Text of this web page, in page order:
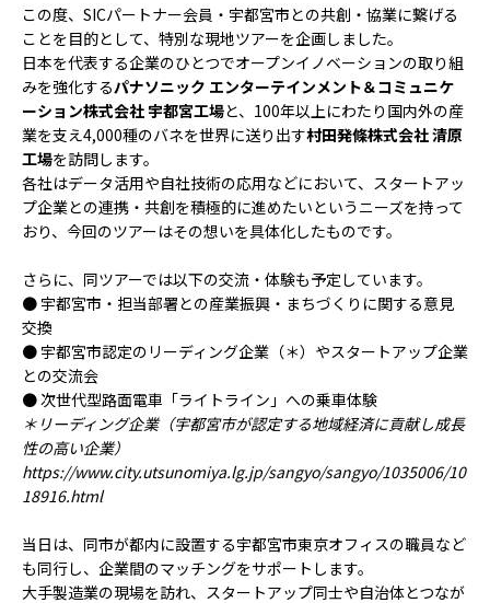
MEMBER
会員
パートナー
メンター
イベント
プロジェクト・
活動紹介
ACCESS
アクセス
この度、SICパートナー会員・宇都宮市との共創・協業に繋げる
ことを目的として、特別な現地ツアーを企画しました。
日本を代表する企業のひとつでオープンイノベーションの取り組
みを強化するパナソニック エンターテインメント＆コミュニケ
ーション株式会社 宇都宮工場と、100年以上にわたり国内外の産
業を支え4,000種のバネを世界に送り出す村田発條株式会社 清原
工場を訪問します。
各社はデータ活用や自社技術の応用などにおいて、スタートアッ
プ企業との連携・共創を積極的に進めたいというニーズを持って
おり、今回のツアーはその想いを具体化したものです。
さらに、同ツアーでは以下の交流・体験も予定しています。
● 宇都宮市・担当部署との産業振興・まちづくりに関する意見
交換
● 宇都宮市認定のリーディング企業（＊）やスタートアップ企業
との交流会
● 次世代型路面電車「ライトライン」への乗車体験
＊リーディング企業（宇都宮市が認定する地域経済に貢献し成長
性の高い企業）
https://www.city.utsunomiya.lg.jp/sangyo/sangyo/1035006/10
18916.html
当日は、同市が都内に設置する宇都宮市東京オフィスの職員など
も同行し、企業間のマッチングをサポートします。
大手製造業の現場を訪れ、スタートアップ同士や自治体とつなが